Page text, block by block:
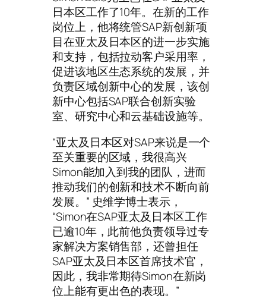
日本区工作了10年。在新的工作
岗位上，他将统管SAP新创新项
目在亚太及日本区的进一步实施
和支持，包括拉动客户采用率，
促进该地区生态系统的发展，并
负责区域创新中心的发展，该创
新中心包括SAP联合创新实验
室、研究中心和云基础设施等。
“亚太及日本区对SAP来说是一个
至关重要的区域，我很高兴
Simon能加入到我的团队，进而
推动我们的创新和技术不断向前
发展。” 史维学博士表示，
“Simon在SAP亚太及日本区工作
已逾10年，此前他负责领导过专
家解决方案销售部，还曾担任
SAP亚太及日本区首席技术官，
因此，我非常期待Simon在新岗
位上能有更出色的表现。”